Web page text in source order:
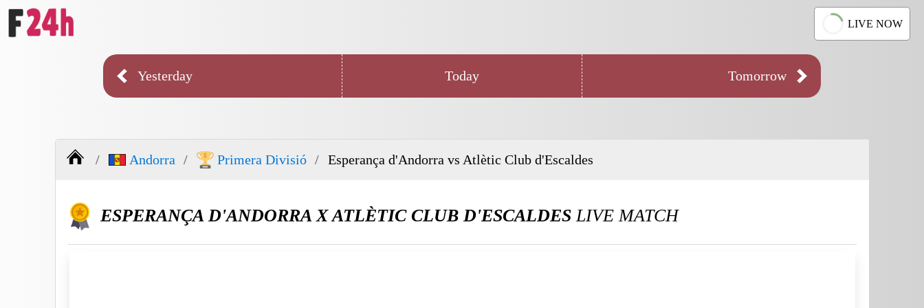
LIVE NOW
Yesterday Today Tomorrow
Andorra Primera Divisió Esperança d'Andorra vs Atlètic Club d'Escaldes
ESPERANÇA D'ANDORRA X ATLÈTIC CLUB D'ESCALDES LIVE MATCH